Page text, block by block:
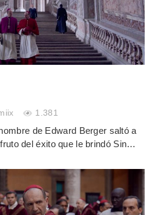
1.381
de Edward Berger saltó a
del éxito que le brindó Sin…